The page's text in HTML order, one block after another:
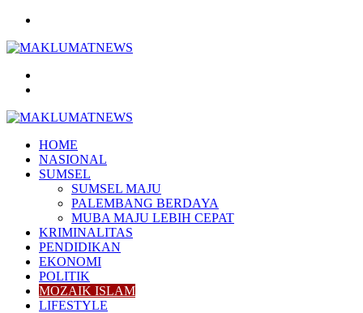
HOME
NASIONAL
SUMSEL
SUMSEL MAJU
PALEMBANG BERDAYA
MUBA MAJU LEBIH CEPAT
KRIMINALITAS
PENDIDIKAN
EKONOMI
POLITIK
MOZAIK ISLAM
LIFESTYLE